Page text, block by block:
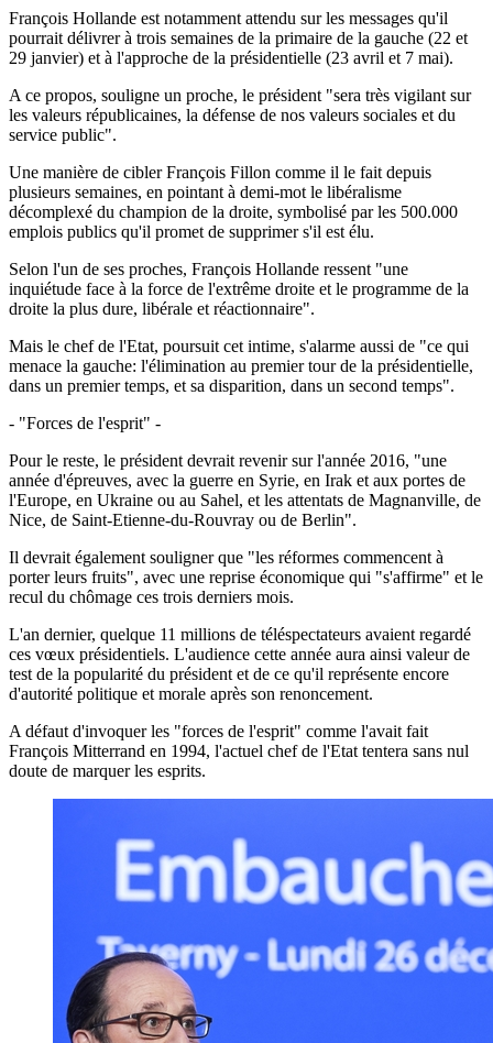
François Hollande est notamment attendu sur les messages qu'il
pourrait délivrer à trois semaines de la primaire de la gauche (22 et
29 janvier) et à l'approche de la présidentielle (23 avril et 7 mai).
A ce propos, souligne un proche, le président "sera très vigilant sur
les valeurs républicaines, la défense de nos valeurs sociales et du
service public".
Une manière de cibler François Fillon comme il le fait depuis
plusieurs semaines, en pointant à demi-mot le libéralisme
décomplexé du champion de la droite, symbolisé par les 500.000
emplois publics qu'il promet de supprimer s'il est élu.
Selon l'un de ses proches, François Hollande ressent "une
inquiétude face à la force de l'extrême droite et le programme de la
droite la plus dure, libérale et réactionnaire".
Mais le chef de l'Etat, poursuit cet intime, s'alarme aussi de "ce qui
menace la gauche: l'élimination au premier tour de la présidentielle,
dans un premier temps, et sa disparition, dans un second temps".
- "Forces de l'esprit" -
Pour le reste, le président devrait revenir sur l'année 2016, "une
année d'épreuves, avec la guerre en Syrie, en Irak et aux portes de
l'Europe, en Ukraine ou au Sahel, et les attentats de Magnanville, de
Nice, de Saint-Etienne-du-Rouvray ou de Berlin".
Il devrait également souligner que "les réformes commencent à
porter leurs fruits", avec une reprise économique qui "s'affirme" et le
recul du chômage ces trois derniers mois.
L'an dernier, quelque 11 millions de téléspectateurs avaient regardé
ces vœux présidentiels. L'audience cette année aura ainsi valeur de
test de la popularité du président et de ce qu'il représente encore
d'autorité politique et morale après son renoncement.
A défaut d'invoquer les "forces de l'esprit" comme l'avait fait
François Mitterrand en 1994, l'actuel chef de l'Etat tentera sans nul
doute de marquer les esprits.